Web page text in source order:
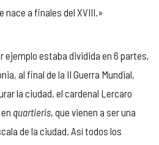
nace a finales del XVIII.»
ejemplo estaba dividida en 6 partes,
al final de la II Guerra Mundial,
la ciudad, el cardenal Lercaro
quartieris, que vienen a ser una
de la ciudad. Así todos los